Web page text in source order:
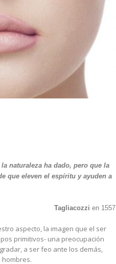
naturaleza ha dado, pero que la
que eleven el espíritu y ayuden a
Tagliacozzien 1557
aspecto, la imagen que el ser
primitivos- una preocupación
a ser feo ante los demás,